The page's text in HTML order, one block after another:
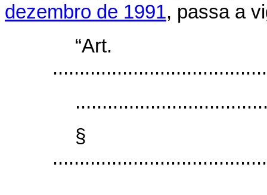
dezembro de 1991, passa a
§